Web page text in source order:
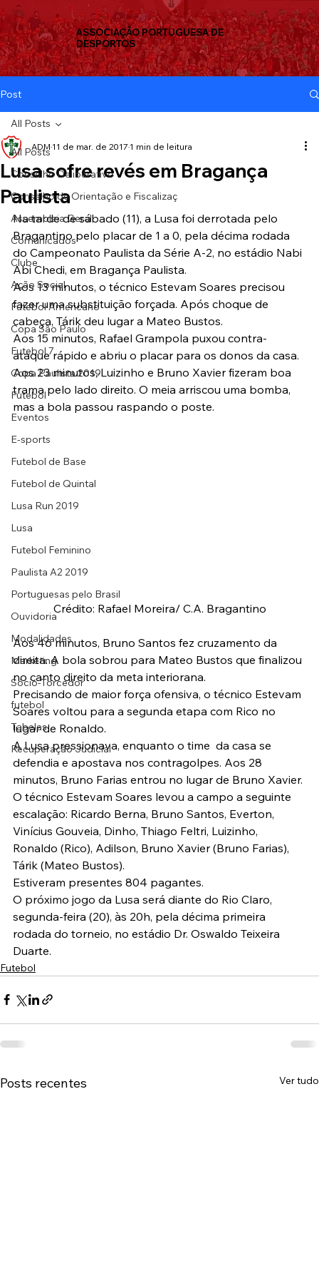
ASSOCIAÇÃO PORTUGUESA DE
DESPORTOS
Post
All Posts
Conselho Deliberativo
Conselho de Orientação e Fiscalizaç
Assembleia Geral
Comunicados
Clube
Ação Social
Futebol Americano
Copa São Paulo
Futebol 7
Copa Paulista 2019
Futebol
Eventos
E-sports
Futebol de Base
Futebol de Quintal
Lusa Run 2019
Lusa
Futebol Feminino
Paulista A2 2019
Portuguesas pelo Brasil
Ouvidoria
Modalidades
Marketing
Sócio-Torcedor
futebol
Tabelas
Recuperação Judicial
All Posts
Lusa sofre revés em Bragança
Paulista
ADM 11 de mar. de 2017 1 min de leitura
Na tarde de sábado (11), a Lusa foi derrotada pelo
Bragantino pelo placar de 1 a 0, pela décima rodada
do Campeonato Paulista da Série A-2, no estádio Nabi
Abi Chedi, em Bragança Paulista.
Aos 13 minutos, o técnico Estevam Soares precisou
fazer uma substituição forçada. Após choque de
cabeça, Tárik deu lugar a Mateo Bustos.
Aos 15 minutos, Rafael Grampola puxou contra-
ataque rápido e abriu o placar para os donos da casa.
Aos 23 minutos, Luizinho e Bruno Xavier fizeram boa
trama pelo lado direito. O meia arriscou uma bomba,
mas a bola passou raspando o poste.
Crédito: Rafael Moreira/ C.A. Bragantino
Aos 46 minutos, Bruno Santos fez cruzamento da
direita. A bola sobrou para Mateo Bustos que finalizou
no canto direito da meta interiorana.
Precisando de maior força ofensiva, o técnico Estevam
Soares voltou para a segunda etapa com Rico no
lugar de Ronaldo.
A Lusa pressionava, enquanto o time  da casa se
defendia e apostava nos contragolpes. Aos 28
minutos, Bruno Farias entrou no lugar de Bruno Xavier.
O técnico Estevam Soares levou a campo a seguinte
escalação: Ricardo Berna, Bruno Santos, Everton,
Vinícius Gouveia, Dinho, Thiago Feltri, Luizinho,
Ronaldo (Rico), Adilson, Bruno Xavier (Bruno Farias),
Tárik (Mateo Bustos).
Estiveram presentes 804 pagantes.
O próximo jogo da Lusa será diante do Rio Claro,
segunda-feira (20), às 20h, pela décima primeira
rodada do torneio, no estádio Dr. Oswaldo Teixeira
Duarte.
Futebol
Posts recentes Ver tudo